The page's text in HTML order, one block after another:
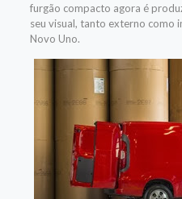
furgão compacto agora é
seu visual, tanto externo como
Novo Uno.